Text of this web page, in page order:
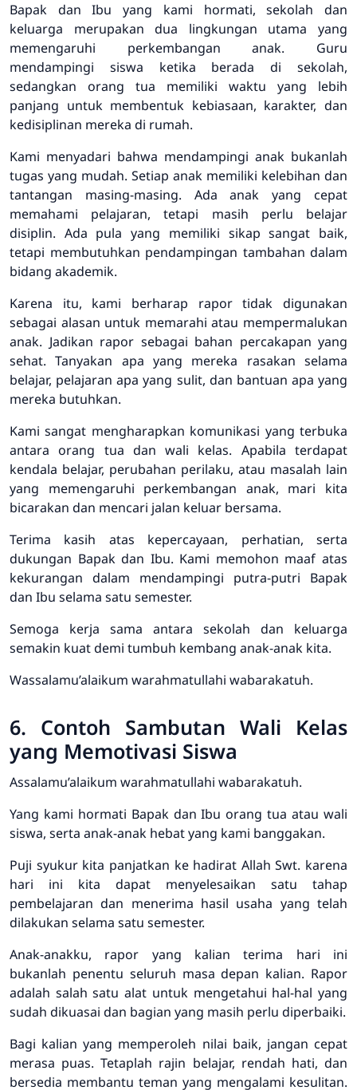
Bapak dan Ibu yang kami hormati, sekolah dan
keluarga merupakan dua lingkungan utama yang
memengaruhi perkembangan anak. Guru
mendampingi siswa ketika berada di sekolah,
sedangkan orang tua memiliki waktu yang lebih
panjang untuk membentuk kebiasaan, karakter, dan
kedisiplinan mereka di rumah.
Kami menyadari bahwa mendampingi anak bukanlah
tugas yang mudah. Setiap anak memiliki kelebihan dan
tantangan masing-masing. Ada anak yang cepat
memahami pelajaran, tetapi masih perlu belajar
disiplin. Ada pula yang memiliki sikap sangat baik,
tetapi membutuhkan pendampingan tambahan dalam
bidang akademik.
Karena itu, kami berharap rapor tidak digunakan
sebagai alasan untuk memarahi atau mempermalukan
anak. Jadikan rapor sebagai bahan percakapan yang
sehat. Tanyakan apa yang mereka rasakan selama
belajar, pelajaran apa yang sulit, dan bantuan apa yang
mereka butuhkan.
Kami sangat mengharapkan komunikasi yang terbuka
antara orang tua dan wali kelas. Apabila terdapat
kendala belajar, perubahan perilaku, atau masalah lain
yang memengaruhi perkembangan anak, mari kita
bicarakan dan mencari jalan keluar bersama.
Terima kasih atas kepercayaan, perhatian, serta
dukungan Bapak dan Ibu. Kami memohon maaf atas
kekurangan dalam mendampingi putra-putri Bapak
dan Ibu selama satu semester.
Semoga kerja sama antara sekolah dan keluarga
semakin kuat demi tumbuh kembang anak-anak kita.
Wassalamu’alaikum warahmatullahi wabarakatuh.
6. Contoh Sambutan Wali Kelas
yang Memotivasi Siswa
Assalamu’alaikum warahmatullahi wabarakatuh.
Yang kami hormati Bapak dan Ibu orang tua atau wali
siswa, serta anak-anak hebat yang kami banggakan.
Puji syukur kita panjatkan ke hadirat Allah Swt. karena
hari ini kita dapat menyelesaikan satu tahap
pembelajaran dan menerima hasil usaha yang telah
dilakukan selama satu semester.
Anak-anakku, rapor yang kalian terima hari ini
bukanlah penentu seluruh masa depan kalian. Rapor
adalah salah satu alat untuk mengetahui hal-hal yang
sudah dikuasai dan bagian yang masih perlu diperbaiki.
Bagi kalian yang memperoleh nilai baik, jangan cepat
merasa puas. Tetaplah rajin belajar, rendah hati, dan
bersedia membantu teman yang mengalami kesulitan.